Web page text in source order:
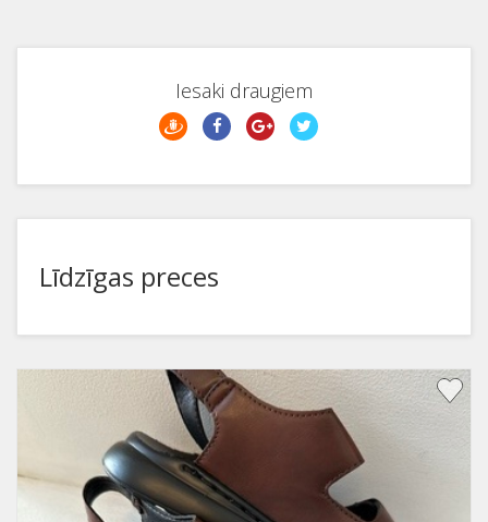
Iesaki draugiem
Līdzīgas preces